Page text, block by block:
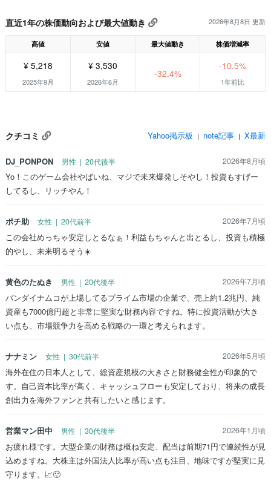
直近1年の株価動向および最大値動き 2026年8月8日 更新
高値 安値 最大値動き 株価増減率
¥ 5,218
2025年9月
¥ 3,530
2026年6月
-32.4%
-10.5%
1年前比
クチコミ Yahoo掲示板 | note記事 | X最新
DJ_PONPON 男性 | 20代後半 2026年8月頃
Yo！このゲーム会社やばいね、マジで未来爆発しそやし！投資もすげー
してるし、リッチやん！
ポチ助 女性 | 20代前半 2026年7月頃
この会社めっちゃ安定しとるなぁ！利益もちゃんと出とるし、投資も積極
的やし、未来明るそう☀️
黄色のたぬき 男性 | 20代後半 2026年7月頃
バンダイナムコが上場してるプライム市場の企業で、売上約1.2兆円、純
資産も7000億円超と非常に堅実な財務内容ですね。特に投資活動が大き
い点も、市場競争力を高める戦略の一環と考えられます。
ナナミン 女性 | 30代前半 2026年5月頃
海外在住の日本人として、総資産規模の大きさと財務健全性が印象的で
す。自己資本比率が高く、キャッシュフローも安定しており、将来の成長
創出力を海外ファンと共有したいと感じます。
営業マン田中 男性 | 30代後半 2026年1月頃
お疲れ様です。大型企業の財務は概ね安定、配当は前期71円で連続性が見
込めますね。大株主は外国法人比率が高い点も注目、地味ですが堅実に見
守ります。📈🙂